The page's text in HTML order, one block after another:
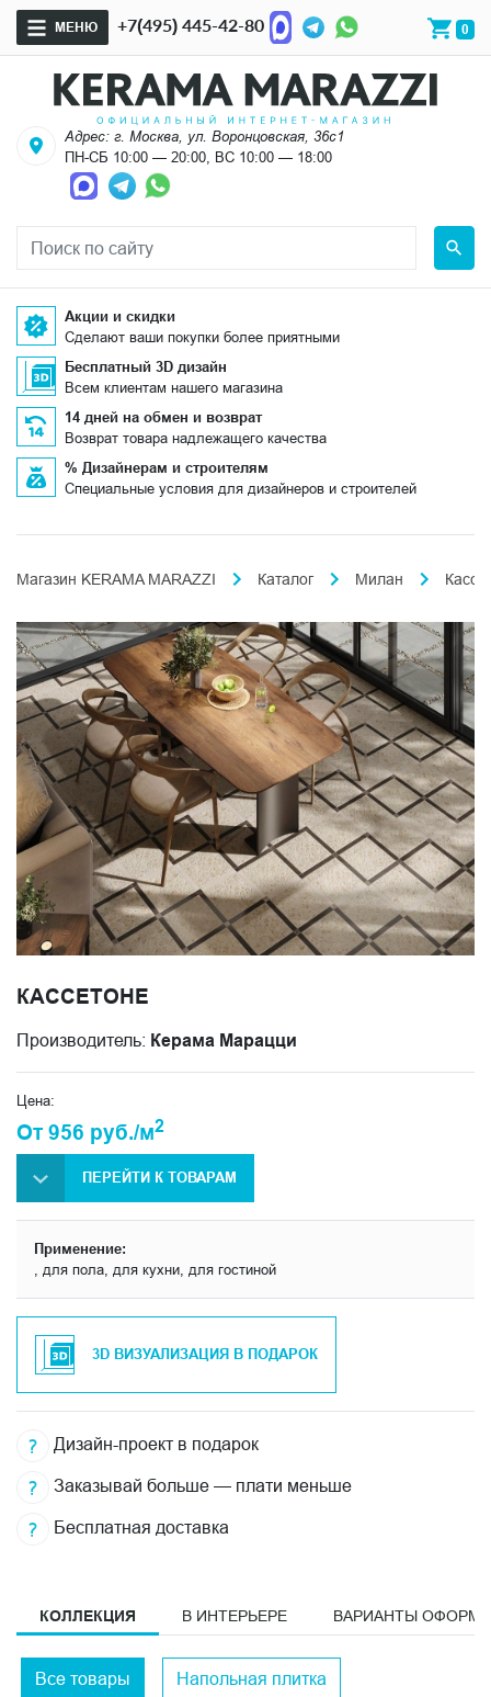
МЕНЮ +7(495) 445-42-80 0
Адрес: г. Москва, ул. Воронцовская, 36с1
ПН-СБ 10:00 — 20:00, ВС 10:00 — 18:00
Акции и скидки
Сделают ваши покупки более приятными
Бесплатный 3D дизайн
Всем клиентам нашего магазина
14 дней на обмен и возврат
Возврат товара надлежащего качества
% Дизайнерам и строителям
Специальные условия для дизайнеров и строителей
Магазин KERAMA MARAZZI Каталог Милан
КАССЕТОНЕ
Производитель: Керама Марацци
Цена:
От 956 руб./м2
ПЕРЕЙТИ К ТОВАРАМ
Применение:
, для пола, для кухни, для гостиной
3D ВИЗУАЛИЗАЦИЯ В ПОДАРОК
Дизайн-проект в подарок
Заказывай больше — плати меньше
Бесплатная доставка
КОЛЛЕКЦИЯ В ИНТЕРЬЕРЕ ВАРИАНТЫ
Все товары Напольная плитка